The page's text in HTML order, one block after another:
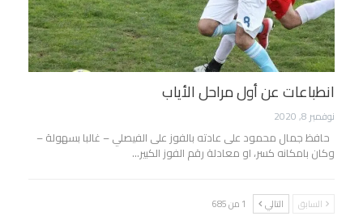
انطباعات عن أول مراحل الأياب
نوفمبر 8, 2020
حافظ جمال محمود على عادته بالفوز على الفيصلي – غالبا بسهولة –
وكان بامكانه كسر، او معادلة رقم الفوز الكبير…
السابق التالي 1 من 685